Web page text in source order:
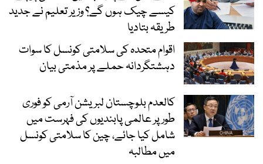
کیسے چیک ہوں گے؟ وزیر تعلیم نے جدید
طریقہ بتادیا
اقوام متحدہ کی سلامتی کونسل کا سوات
دہشتگردانہ حملے پر مذمتی بیان
کالعدم بلوچستان لبریشن آرمی کو فوری
طور پر عالمی پابندیوں کی فہرست میں
شامل کیا جائے، چین کا سلامتی کونسل
میں مطالبہ